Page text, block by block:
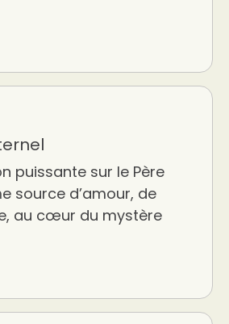
puissante sur le Père
source d’amour, de
au cœur du mystère